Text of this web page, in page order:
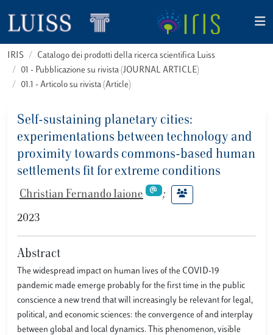
IRIS
Catalogo dei prodotti della ricerca scientifica Luiss
01 - Pubblicazione su rivista (JOURNAL ARTICLE)
01.1 - Articolo su rivista (Article)
Self-sustaining planetary cities:
experimentations between technology and
proximity towards commons-based human
settlements fit for extreme conditions
Christian Fernando Iaione ;
2023
Abstract
The widespread impact on human lives of the COVID-19
pandemic made emerge probably for the first time in the public
conscience a new trend that will increasingly be relevant for legal,
political, and economic sciences: the convergence of and interplay
between global and local dynamics. This phenomenon, visible